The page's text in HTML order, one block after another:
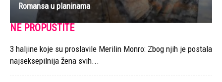
Romansa u planinama
NE PROPUSTITE
3 haljine koje su proslavile Merilin Monro: Zbog njih je postala
najseksepilnija žena svih...